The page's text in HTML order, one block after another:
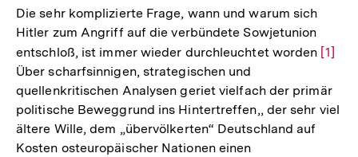
Die sehr komplizierte Frage, wann und warum sich
Hitler zum Angriff auf die verbündete Sowjetunion
entschloß, ist immer wieder durchleuchtet worden Zur
der
[1]
Über scharfsinnigen, strategischen und
quellenkritischen Analysen geriet vielfach der primär
politische Beweggrund ins Hintertreffen,, der sehr viel
ältere Wille, dem „übervölkerten“ Deutschland auf
Kosten osteuropäischer Nationen einen